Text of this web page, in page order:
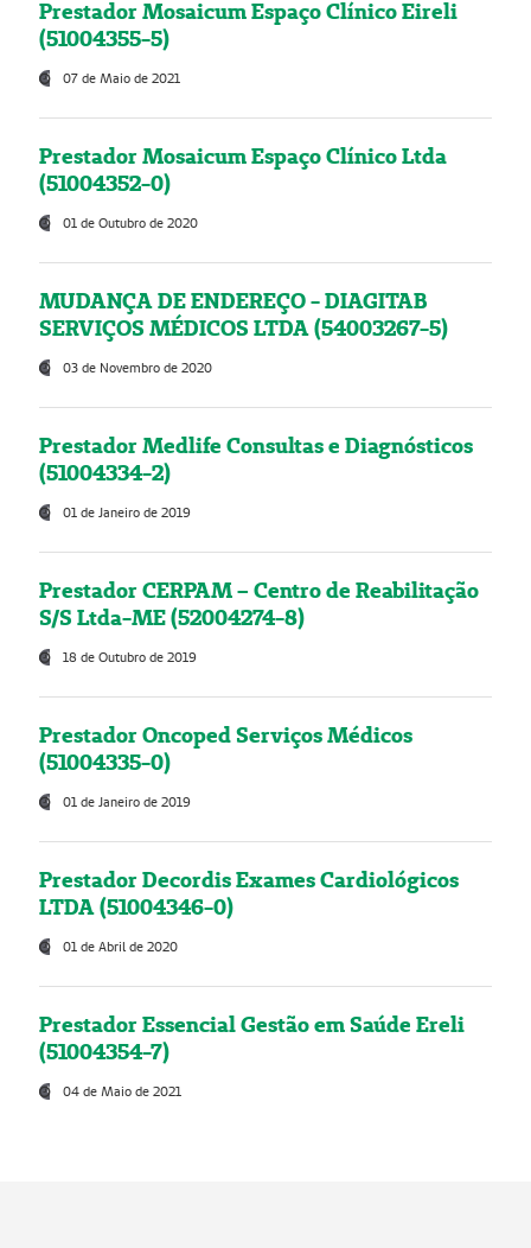
Prestador Mosaicum Espaço Clínico Eireli
(51004355-5)
07 de Maio de 2021
Prestador Mosaicum Espaço Clínico Ltda
(51004352-0)
01 de Outubro de 2020
MUDANÇA DE ENDEREÇO - DIAGITAB
SERVIÇOS MÉDICOS LTDA (54003267-5)
03 de Novembro de 2020
Prestador Medlife Consultas e Diagnósticos
(51004334-2)
01 de Janeiro de 2019
Prestador CERPAM – Centro de Reabilitação
S/S Ltda-ME (52004274-8)
18 de Outubro de 2019
Prestador Oncoped Serviços Médicos
(51004335-0)
01 de Janeiro de 2019
Prestador Decordis Exames Cardiológicos
LTDA (51004346-0)
01 de Abril de 2020
Prestador Essencial Gestão em Saúde Ereli
(51004354-7)
04 de Maio de 2021